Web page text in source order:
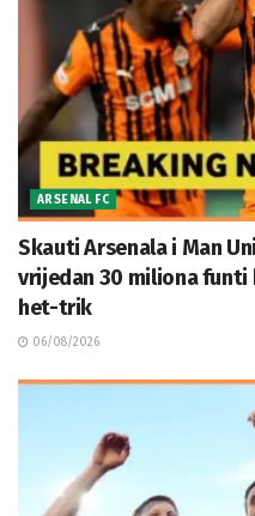
ARSENAL FC
Skauti Arsenala i Man
vrijedan 30 miliona funti
het-trik
06/08/2026